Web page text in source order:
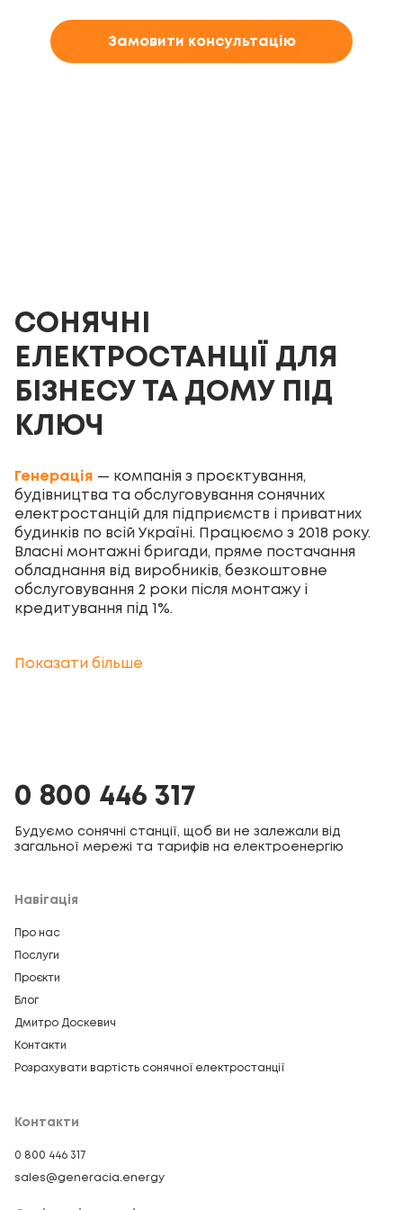
Замовити консультацію
СОНЯЧНІ
ЕЛЕКТРОСТАНЦІЇ ДЛЯ
БІЗНЕСУ ТА ДОМУ ПІД
КЛЮЧ
Генерація — компанія з проєктування,
будівництва та обслуговування сонячних
електростанцій для підприємств і приватних
будинків по всій Україні. Працюємо з 2018 року.
Власні монтажні бригади, пряме постачання
обладнання від виробників, безкоштовне
обслуговування 2 роки після монтажу і
кредитування під 1%.
ПОСЛУГИ ГЕНЕРАЦІЇ
сонячних електростанцій
електроенергії означає прямі фінансові втрати
— будуємо системи з УЗЕ і резервним
бізнесу
агробізнесу, HoReCa, ритейлу та ІТ-компаній.
Знижуємо витрати на електроенергію,
захищаємо від відключень, забезпечуємо ROI за
3–6 років.
СЕС дляприватних будинків
Показати більше
0 800 446 317
Будуємо сонячні станції, щоб ви не залежали від
загальної мережі та тарифів на електроенергію
Навігація
Про нас
Послуги
Проєкти
Блог
Дмитро Доскевич
Контакти
Розрахувати вартість сонячної електростанції
Контакти
0 800 446 317
sales@generacia.energy